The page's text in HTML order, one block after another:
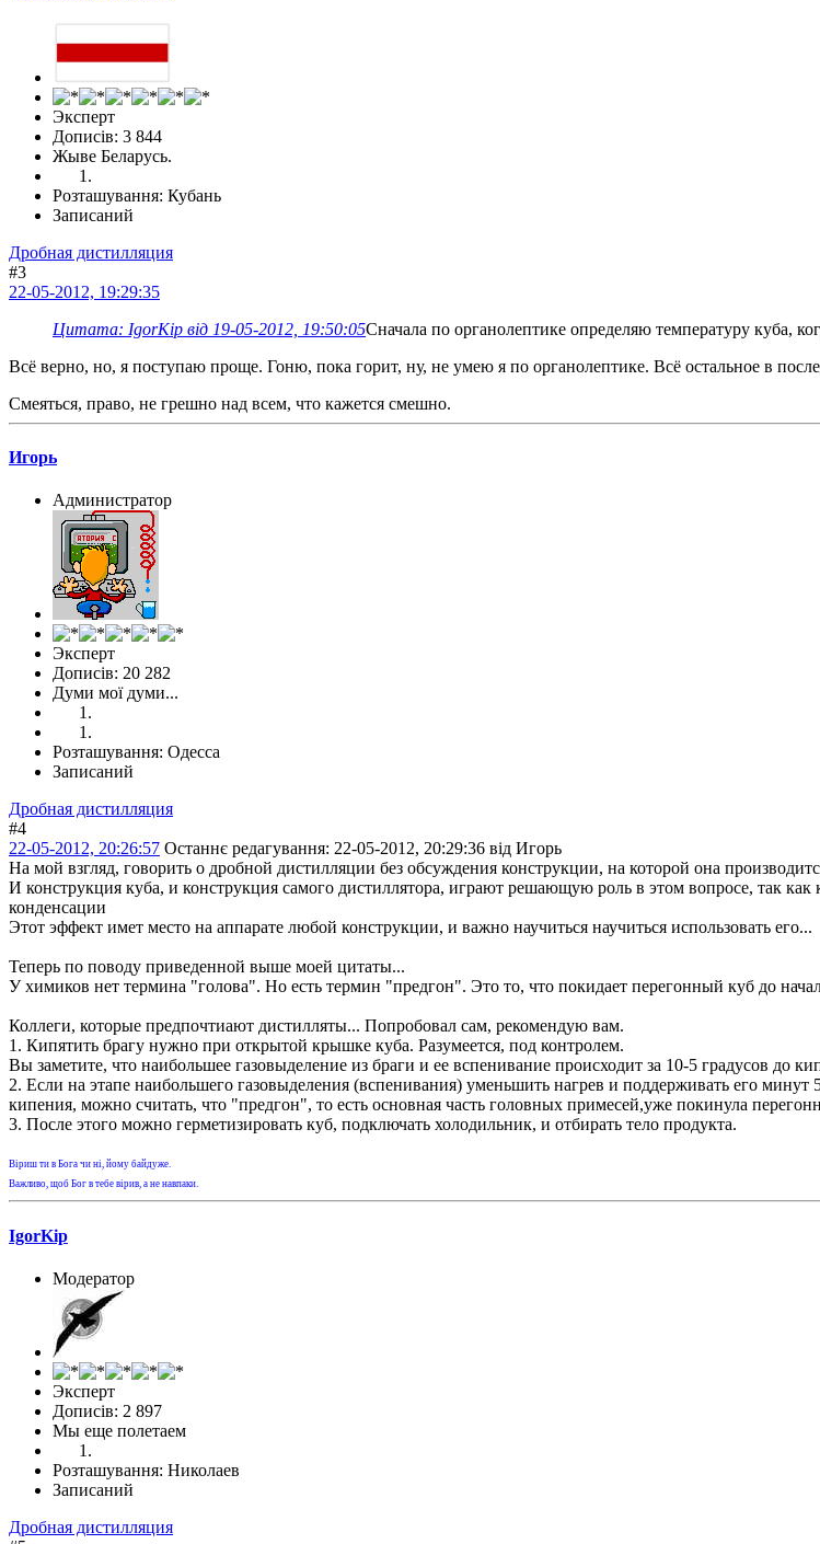
Эксперт
Дописів: 3 844
Жыве Беларусь.
Розташування: Кубань
Записаний
Дробная дистилляция
#3
22-05-2012, 19:29:35
Цитата: IgorKip від 19-05-2012, 19:50:05Сначала по органолептике определяю температуру куба,
Всё верно, но, я поступаю проще. Гоню, пока горит, ну, не умею я по органолептике. Всё остальное в
Смеяться, право, не грешно над всем, что кажется смешно.
Игорь
Администратор
Эксперт
Дописів: 20 282
Думи мої думи...
Розташування: Одесса
Записаний
Дробная дистилляция
#4
22-05-2012, 20:26:57 Останнє редагування: 22-05-2012, 20:29:36 від Игорь
На мой взгляд, говорить о дробной дистилляции без обсуждения конструкции, на которой она
И конструкция куба, и конструкция самого дистиллятора, играют решающую роль в этом вопросе, так
конденсации
Этот эффект имет место на аппарате любой конструкции, и важно научиться научиться использовать его...
Теперь по поводу приведенной выше моей цитаты...
У химиков нет термина "голова". Но есть термин "предгон". Это то, что покидает перегонный куб до
Коллеги, которые предпочтиают дистилляты... Попробовал сам, рекомендую вам.
1. Кипятить брагу нужно при открытой крышке куба. Разумеется, под контролем.
Вы заметите, что наибольшее газовыделение из браги и ее вспенивание происходит за 10-5 градусов до
2. Если на этапе наибольшего газовыделения (вспенивания) уменьшить нагрев и поддерживать его
кипения, можно считать, что "предгон", то есть основная часть головных примесей,уже покинула
3. После этого можно герметизировать куб, подключать холодильник, и отбирать тело продукта.
Віриш ти в Бога чи ні, йому байдуже.
Важливо, щоб Бог в тебе вірив, а не навпаки.
IgorKip
Модератор
Эксперт
Дописів: 2 897
Мы еще полетаем
Розташування: Николаев
Записаний
Дробная дистилляция